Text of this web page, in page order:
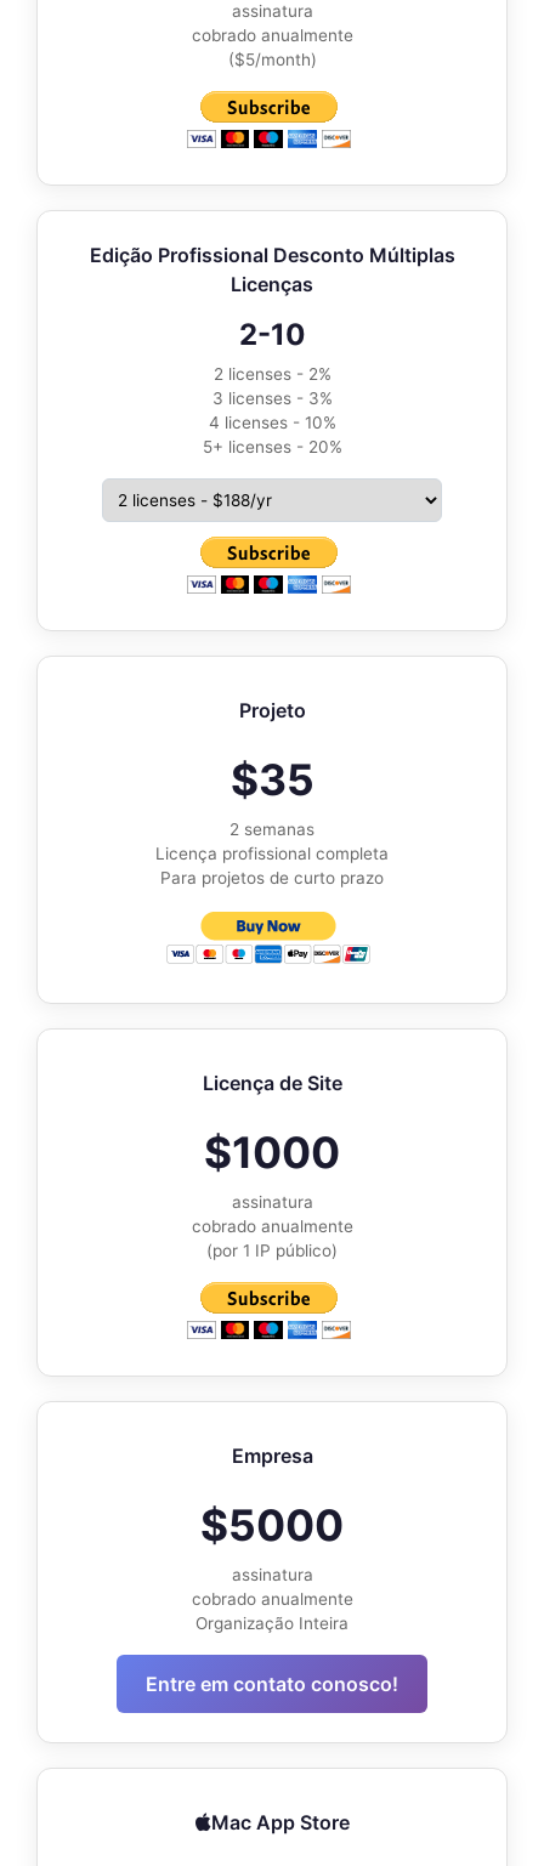
assinatura
cobrado anualmente
($5/month)
Edição Profissional Desconto Múltiplas
Licenças
2-10
2 licenses - 2%
3 licenses - 3%
4 licenses - 10%
5+ licenses - 20%
Projeto
$35
2 semanas
Licença profissional completa
Para projetos de curto prazo
Licença de Site
$1000
assinatura
cobrado anualmente
(por 1 IP público)
Empresa
$5000
assinatura
cobrado anualmente
Organização Inteira
Entre em contato conosco!
Mac App Store